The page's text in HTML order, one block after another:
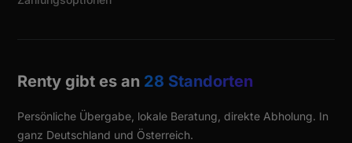
Renty gibt es an 28 Standorten
Persönliche Übergabe, lokale Beratung, direkte Abholung. In
ganz Deutschland und Österreich.